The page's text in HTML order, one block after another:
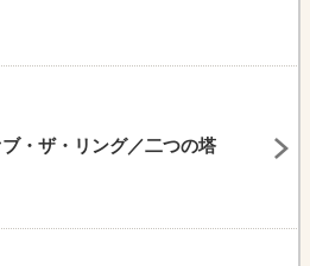
・ザ・リング／二つの塔